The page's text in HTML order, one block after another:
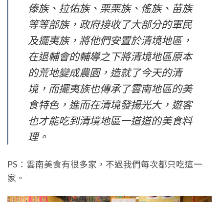
傣族、拉佑族、栗栗族、傜族、苗族
等等部族，政府接收了大部分的軍民
及擺夷族，將他們安置於清境地區，
在退輔會的輔導之下將清境地區原本
的荒地變成農園，造就了今天的清
境，而擺夷族也傳承了雲南地區的美
食特色，進而在清境發揚光大，遊客
也才能吃到清境地區一道道的美食料
理。
PS：雲南美食有很多家，不過我們每次都只吃這一
家。